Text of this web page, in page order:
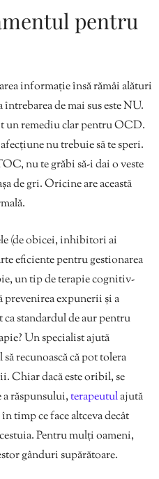
pentru
informație însă rămâi alături
de mai sus este NU.
un remediu clar pentru OCD.
nu trebuie să te speri.
nu te grăbi să-i dai o veste
de gri. Oricine are această
(de obicei, inhibitori ai
eficiente pentru gestionarea
un tip de terapie cognitiv-
expunerii și a
standardul de aur pentru
Un specialist ajută
recunoască că pot tolera
Chiar dacă este oribil, se
răspunsului,terapeutulajută
timp ce face altceva decât
Pentru mulți oameni,
gânduri supărătoare.